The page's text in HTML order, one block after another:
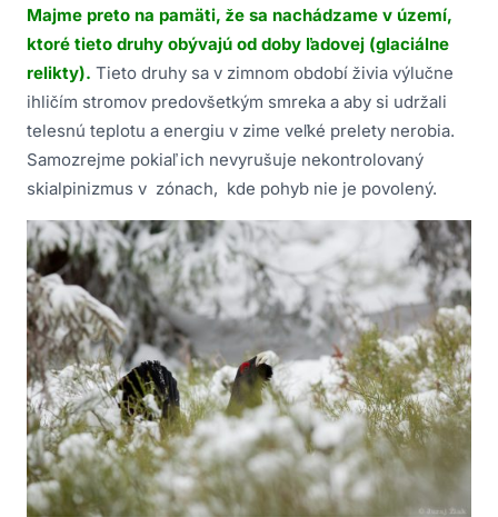
Majme preto na pamäti, že sa nachádzame v území,
ktoré tieto druhy obývajú od doby ľadovej (glaciálne
relikty). Tieto druhy sa v zimnom období živia výlučne
ihličím stromov predovšetkým smreka a aby si udržali
telesnú teplotu a energiu v zime veľké prelety nerobia.
Samozrejme pokiaľ ich nevyrušuje nekontrolovaný
skialpinizmus v zónach, kde pohyb nie je povolený.